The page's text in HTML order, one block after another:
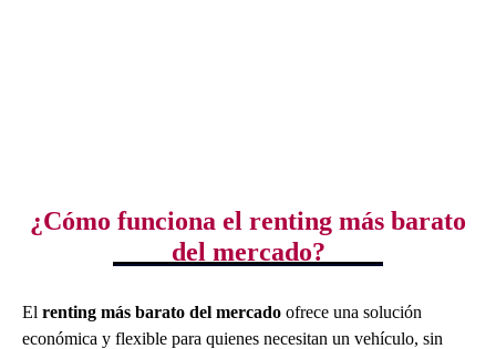
¿Cómo funciona el renting más barato
del mercado?
El renting más barato del mercado ofrece una solución
económica y flexible para quienes necesitan un vehículo, sin